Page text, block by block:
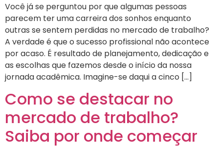
Você já se perguntou por que algumas pessoas
parecem ter uma carreira dos sonhos enquanto
outras se sentem perdidas no mercado de trabalho?
A verdade é que o sucesso profissional não acontece
por acaso. É resultado de planejamento, dedicação e
as escolhas que fazemos desde o início da nossa
jornada acadêmica. Imagine-se daqui a cinco […]
Como se destacar no
mercado de trabalho?
Saiba por onde começar